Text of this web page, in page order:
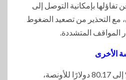
تفاؤلها بإمكانية التوصل إلى
مع التحذير من تصعيد الضغوط
المواقف المتشددة.
الأخرى